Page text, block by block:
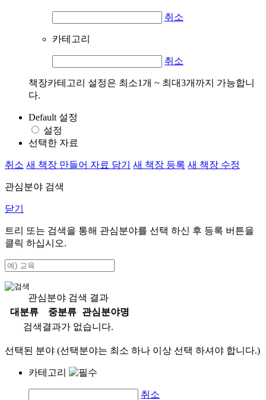
취소
카테고리
취소
책장카테고리 설정은 최소1개 ~ 최대3개까지 가능합니
다.
Default 설정
설정
선택한 자료
취소 새 책장 만들어 자료 담기 새 책장 등록 새 책장 수정
관심분야 검색
닫기
트리 또는 검색을 통해 관심분야를 선택 하신 후 등록 버튼을
클릭 하십시오.
관심분야 검색 결과
대분류
중분류
관심분야명
검색결과가 없습니다.
선택된 분야 (선택분야는 최소 하나 이상 선택 하셔야 합니다.)
카테고리
취소